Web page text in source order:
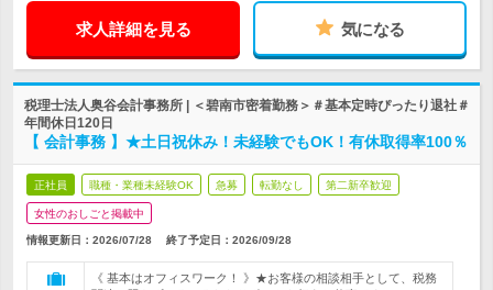
求人詳細を見る 気になる
税理士法人奥谷会計事務所 | ＜碧南市密着勤務＞＃基本定時ぴったり退社＃
年間休日120日
【 会計事務 】★土日祝休み！未経験でもOK！有休取得率100％
正社員 職種・業種未経験OK 急募 転勤なし 第二新卒歓迎
女性のおしごと掲載中
情報更新日：2026/07/28 終了予定日： 2026/09/28
《 基本はオフィスワーク！ 》★お客様の相談相手として、税務